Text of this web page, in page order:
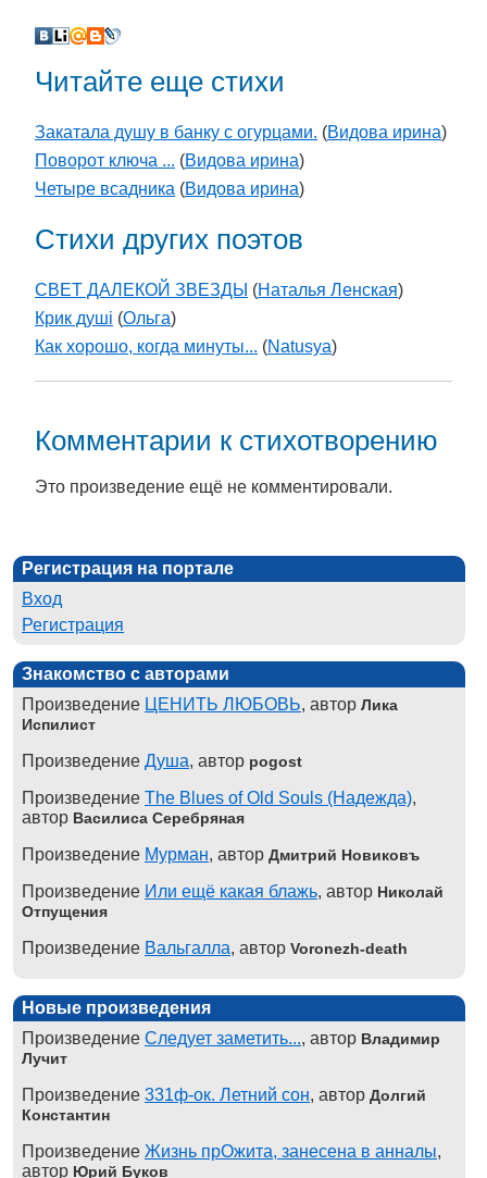
Читайте еще стихи
Закатала душу в банку с огурцами. (Видова ирина)
Поворот ключа ... (Видова ирина)
Четыре всадника (Видова ирина)
Стихи других поэтов
СВЕТ ДАЛЕКОЙ ЗВЕЗДЫ (Наталья Ленская)
Крик душі (Ольга)
Как хорошо, когда минуты... (Natusya)
Комментарии к стихотворению
Это произведение ещё не комментировали.
Регистрация на портале
Вход
Регистрация
Знакомство с авторами
Произведение ЦЕНИТЬ ЛЮБОВЬ, автор Лика
Испилист
Произведение Душа, автор pogost
Произведение The Blues of Old Souls (Надежда),
автор Василиса Серебряная
Произведение Мурман, автор Дмитрий Новиковъ
Произведение Или ещё какая блажь, автор Николай
Отпущения
Произведение Вальгалла, автор Voronezh-death
Новые произведения
Произведение Следует заметить..., автор Владимир
Лучит
Произведение 331ф-ок. Летний сон, автор Долгий
Константин
Произведение Жизнь прОжита, занесена в анналы,
автор Юрий Буков